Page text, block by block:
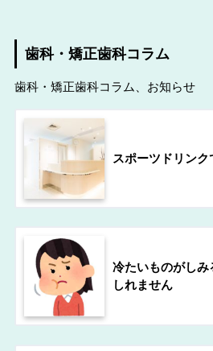
歯科・矯正歯科コラム
歯科・矯正歯科コラム、お知らせ
スポーツドリン
冷たいものがし
しれません